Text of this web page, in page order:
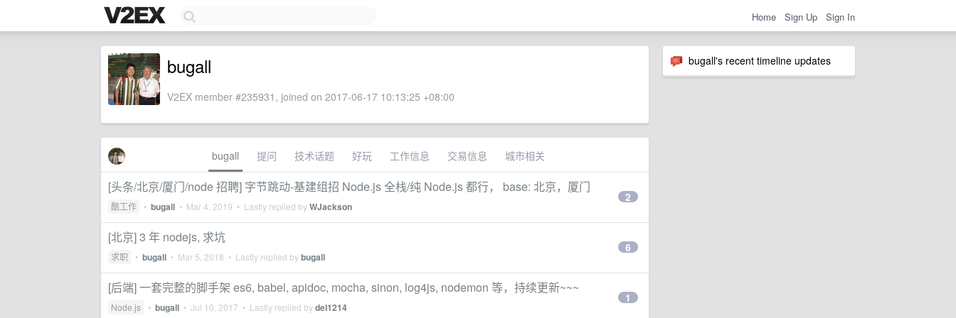
Home Sign Up Sign In
bugall's recent timeline updates
bugall
V2EX member #235931, joined on 2017-06-17 10:13:25 +08:00
bugall 提问 技术话题 好玩 工作信息 交易信息 城市相关
[头条/北京/厦门/node 招聘] 字节跳动-基建组招 Node.js 全栈/纯 Node.js 都行， base: 北京，厦门
酷工作 • bugall • Mar 4, 2019 • Lastly replied byWJackson
2
[北京] 3 年 nodejs, 求坑
求职 • bugall • Mar 5, 2018 • Lastly replied bybugall
6
[后端] 一套完整的脚手架 es6, babel, apidoc, mocha, sinon, log4js, nodemon 等，持续更新~~~
Node.js • bugall • Jul 10, 2017 • Lastly replied bydel1214
1